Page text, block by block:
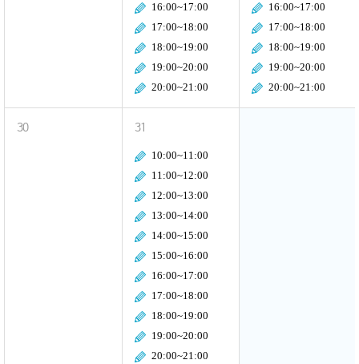
16:00~17:00
17:00~18:00
18:00~19:00
19:00~20:00
20:00~21:00
16:00~17:00
17:00~18:00
18:00~19:00
19:00~20:00
20:00~21:00
30 31
10:00~11:00
11:00~12:00
12:00~13:00
13:00~14:00
14:00~15:00
15:00~16:00
16:00~17:00
17:00~18:00
18:00~19:00
19:00~20:00
20:00~21:00